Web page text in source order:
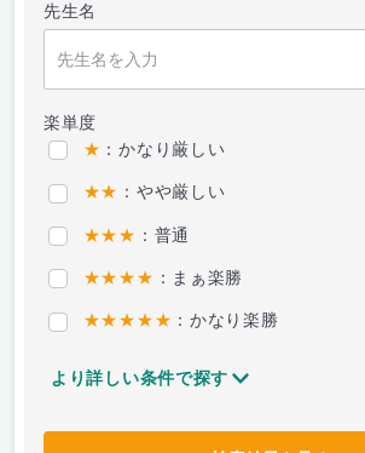
先生名
楽単度
★ ：かなり厳しい
★★ ：やや厳しい
★★★ ：普通
★★★★ ：まぁ楽勝
★★★★★ ：かなり楽勝
より詳しい条件で探す